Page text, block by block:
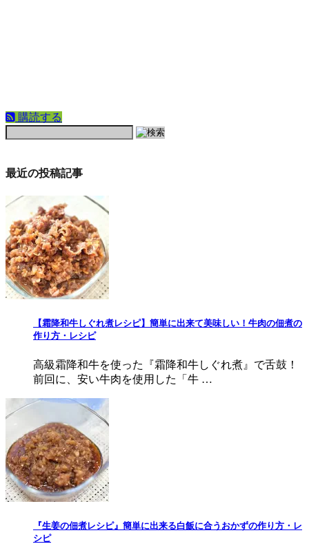
購読する
最近の投稿記事
【霜降和牛しぐれ煮レシピ】簡単に出来て美味しい！牛肉の佃煮の
作り方・レシピ
高級霜降和牛を使った『霜降和牛しぐれ煮』で舌鼓！
前回に、安い牛肉を使用した「牛 …
『生姜の佃煮レシピ』簡単に出来る白飯に合うおかずの作り方・レ
シピ